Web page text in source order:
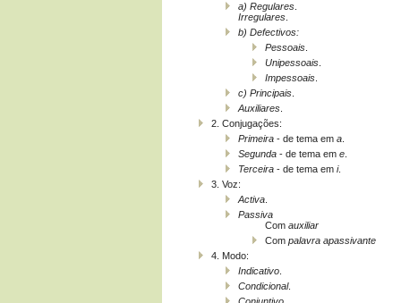
a) Regulares
Irregulares
b) Defectivos:
Pessoais
Unipessoais
Impessoais
c) Principais
Auxiliares
2. Conjugações:
Primeira - de tema em a
Segunda - de tema em e
Terceira - de tema em i.
3. Voz:
Activa
Passiva
Com auxiliar
Com palavra apassivante
4. Modo:
Indicativo
Condicional.